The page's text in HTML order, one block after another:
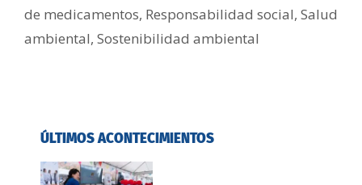
de medicamentos, Responsabilidad social, Salud
ambiental, Sostenibilidad ambiental
ÚLTIMOS ACONTECIMIENTOS